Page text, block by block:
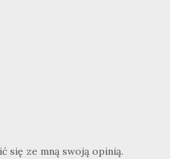
się ze mną swoją opinią.